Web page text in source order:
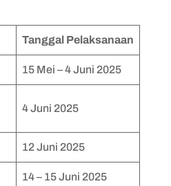
Tanggal Pelaksanaan
15 Mei – 4 Juni 2025
4 Juni 2025
12 Juni 2025
14 – 15 Juni 2025